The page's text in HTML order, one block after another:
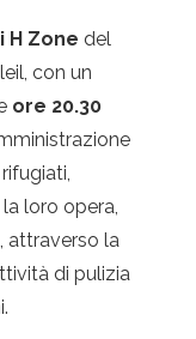
H Zone del
con un
ore 20.30
loro opera,
attraverso la
di pulizia